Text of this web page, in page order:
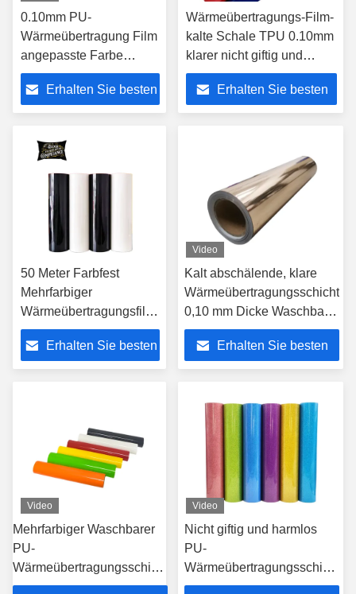
0.10mm PU-
Wärmeübertragung Film
angepasste Farbe
Schnelle mehrfache
FarbenErhalten Sie besten
Wärmeübertragungs-Film-
kalte Schale TPU 0.10mm
klarer nicht giftig und
harmlos
Erhalten Sie besten
50 Meter Farbfest
Mehrfarbiger
Wärmeübertragungsfilm
Heißpresstemperatur
130-150°C
Erhalten Sie besten
Video
Kalt abschälende, klare
Wärmeübertragungsschicht
0,10 mm Dicke Waschbare
PET-
Wärmeübertragungsschicht
Erhalten Sie besten
Video
Mehrfarbiger Waschbarer
PU-
Wärmeübertragungsschicht
PET-Übertragungsschicht
Video
Nicht giftig und harmlos
PU-
Wärmeübertragungsschicht
0,10 mm Dicke Waschbar